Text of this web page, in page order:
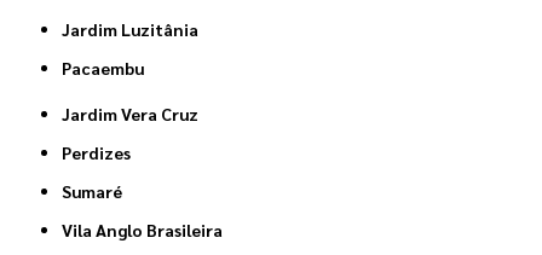
Jardim Luzitânia
Pacaembu
Jardim Vera Cruz
Perdizes
Sumaré
Vila Anglo Brasileira